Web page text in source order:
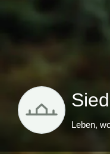
Leben,